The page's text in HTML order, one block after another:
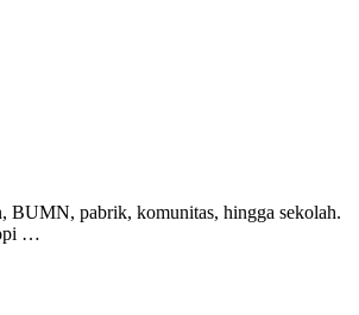
BUMN, pabrik, komunitas, hingga sekolah.
…